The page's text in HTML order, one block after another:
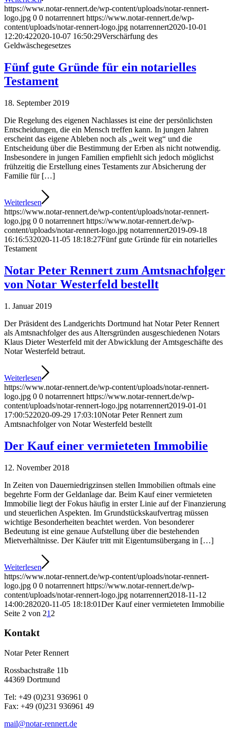
https://www.notar-rennert.de/wp-content/uploads/notar-rennert-
logo.jpg 0 0 notarrennert https://www.notar-rennert.de/wp-
content/uploads/notar-rennert-logo.jpg notarrennert2020-10-01
12:20:422020-10-07 16:50:29Verschärfung des
Geldwäschegesetzes
Fünf gute Gründe für ein notarielles
Testament
18. September 2019
Die Regelung des eigenen Nachlasses ist eine der persönlichsten
Entscheidungen, die ein Mensch treffen kann. In jungen Jahren
erscheint das eigene Ableben noch als „weit weg“ und die
Entscheidung über die Bestimmung der Erben als nicht notwendig.
Insbesondere in jungen Familien empfiehlt sich jedoch möglichst
frühzeitig die Erstellung eines Testaments zur Absicherung der
Familie für […]
Weiterlesen
https://www.notar-rennert.de/wp-content/uploads/notar-rennert-
logo.jpg 0 0 notarrennert https://www.notar-rennert.de/wp-
content/uploads/notar-rennert-logo.jpg notarrennert2019-09-18
16:16:532020-11-05 18:18:27Fünf gute Gründe für ein notarielles
Testament
Notar Peter Rennert zum Amtsnachfolger
von Notar Westerfeld bestellt
1. Januar 2019
Der Präsident des Landgerichts Dortmund hat Notar Peter Rennert
als Amtsnachfolger des aus Altersgründen ausgeschiedenen Notars
Klaus Dieter Westerfeld mit der Abwicklung der Amtsgeschäfte des
Notar Westerfeld betraut.
Weiterlesen
https://www.notar-rennert.de/wp-content/uploads/notar-rennert-
logo.jpg 0 0 notarrennert https://www.notar-rennert.de/wp-
content/uploads/notar-rennert-logo.jpg notarrennert2019-01-01
17:00:522020-09-29 17:03:10Notar Peter Rennert zum
Amtsnachfolger von Notar Westerfeld bestellt
Der Kauf einer vermieteten Immobilie
12. November 2018
In Zeiten von Dauerniedrigzinsen stellen Immobilien oftmals eine
begehrte Form der Geldanlage dar. Beim Kauf einer vermieteten
Immobilie liegt der Fokus häufig in erster Linie auf der Finanzierung
und steuerlichen Aspekten. Im Grundstückskaufvertrag müssen
wichtige Besonderheiten beachtet werden. Von besonderer
Bedeutung ist eine genaue Aufstellung über die bestehenden
Mietverhältnisse. Der Käufer tritt mit Eigentumsübergang in […]
Weiterlesen
https://www.notar-rennert.de/wp-content/uploads/notar-rennert-
logo.jpg 0 0 notarrennert https://www.notar-rennert.de/wp-
content/uploads/notar-rennert-logo.jpg notarrennert2018-11-12
14:00:282020-11-05 18:18:01Der Kauf einer vermieteten Immobilie
Seite 2 von 21 2
Kontakt
Notar Peter Rennert
Rossbachstraße 11b
44369 Dortmund
Tel: +49 (0)231 936961 0
Fax: +49 (0)231 936961 49
mail@notar-rennert.de